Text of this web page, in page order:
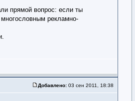
прямой вопрос: если ты
рекламно-
Добавлено: 03 сен 2011, 18:38